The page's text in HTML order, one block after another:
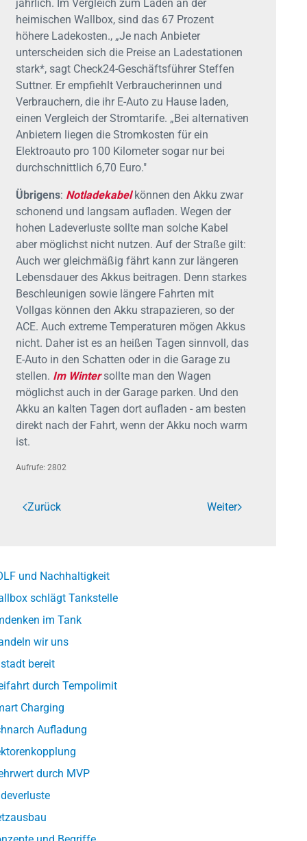
jährlich. Im Vergleich zum Laden an der
heimischen Wallbox, sind das 67 Prozent
höhere Ladekosten., „Je nach Anbieter
unterscheiden sich die Preise an Ladestationen
stark*, sagt Check24-Geschäftsführer Steffen
Suttner. Er empfiehlt Verbraucherinnen und
Verbrauchern, die ihr E-Auto zu Hause laden,
einen Vergleich der Stromtarife. „Bei alternativen
Anbietern liegen die Stromkosten für ein
Elektroauto pro 100 Kilometer sogar nur bei
durchschnittlich 6,70 Euro."
Übrigens: Notladekabelkönnen den Akku zwar
schonend und langsam aufladen. Wegen der
hohen Ladeverluste sollte man solche Kabel
aber möglichst nicht nutzen. Auf der Straße gilt:
Auch wer gleichmäßig fährt kann zur längeren
Lebensdauer des Akkus beitragen. Denn starkes
Beschleunigen sowie längere Fahrten mit
Vollgas können den Akku strapazieren, so der
ACE. Auch extreme Temperaturen mögen Akkus
nicht. Daher ist es an heißen Tagen sinnvoll, das
E-Auto in den Schatten oder in die Garage zu
stellen. Im Wintersollte man den Wagen
möglichst auch in der Garage parken. Und den
Akku an kalten Tagen dort aufladen - am besten
direkt nach der Fahrt, wenn der Akku noch warm
ist.
Aufrufe: 2802
Zurück Weiter
und Nachhaltigkeit
schlägt Tankstelle
im Tank
wir uns
bereit
durch Tempolimit
Charging
Aufladung
durch MVP